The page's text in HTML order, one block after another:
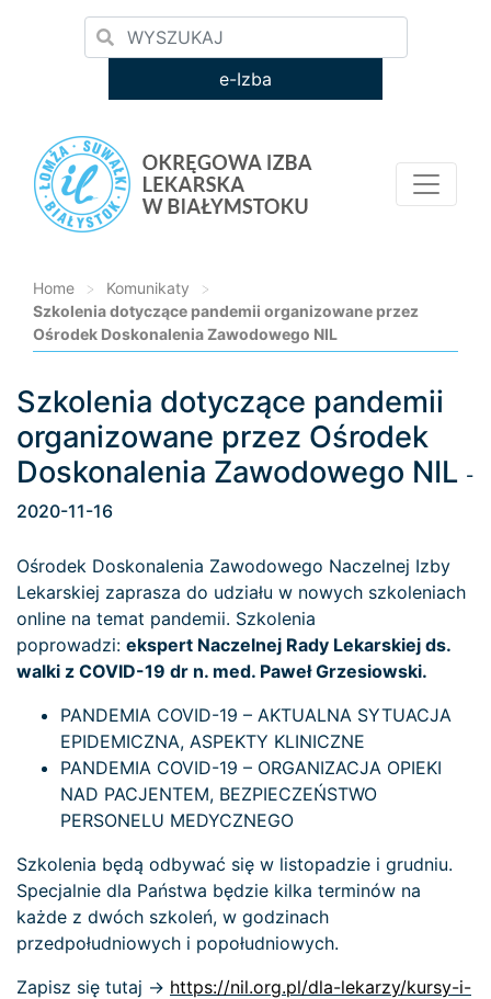
e-Izba
Home > Komunikaty
>
Szkolenia dotyczące pandemii organizowane przez
Ośrodek Doskonalenia Zawodowego NIL
Loading...
Szkolenia dotyczące pandemii
organizowane przez Ośrodek
Doskonalenia Zawodowego NIL -
2020-11-16
Ośrodek Doskonalenia Zawodowego Naczelnej Izby
Lekarskiej zaprasza do udziału w nowych szkoleniach
online na temat pandemii. Szkolenia
poprowadzi: ekspert Naczelnej Rady Lekarskiej ds.
walki z COVID-19 dr n. med. Paweł Grzesiowski.
PANDEMIA COVID-19 – AKTUALNA SYTUACJA
EPIDEMICZNA, ASPEKTY KLINICZNE
PANDEMIA COVID-19 – ORGANIZACJA OPIEKI
NAD PACJENTEM, BEZPIECZEŃSTWO
PERSONELU MEDYCZNEGO
Szkolenia będą odbywać się w listopadzie i grudniu.
Specjalnie dla Państwa będzie kilka terminów na
każde z dwóch szkoleń, w godzinach
przedpołudniowych i popołudniowych.
Zapisz się tutaj -> https://nil.org.pl/dla-lekarzy/kursy-i-